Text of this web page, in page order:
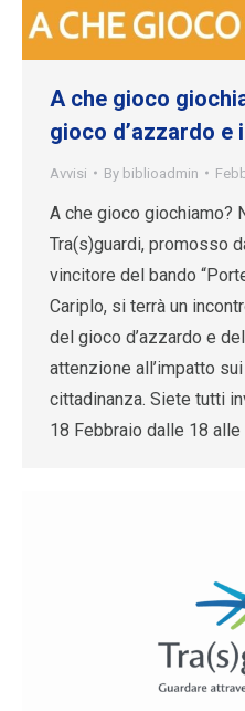
A che gioco
gioco d’azzardo e
Avvisi By biblioadmin
A che gioco giochiamo?
Tra(s)guardi, promosso
vincitore del bando
Cariplo, si terrà un
del gioco d’azzardo e
attenzione all’impatto
cittadinanza. Siete tutti
18 Febbraio dalle 18 alle